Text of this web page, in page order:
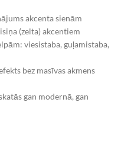
akcenta sienām
(zelta) akcentiem
viesistaba, guļamistaba,
bez masīvas akmens
gan modernā, gan